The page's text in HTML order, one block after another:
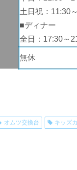
土日祝：11:30
■ディナー
全日：17:30～
無休
オムツ交換台 キッズ